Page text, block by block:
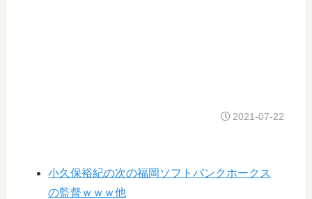
2021-07-22
小久保裕紀の次の福岡ソフトバンクホークス
の監督ｗｗｗ他